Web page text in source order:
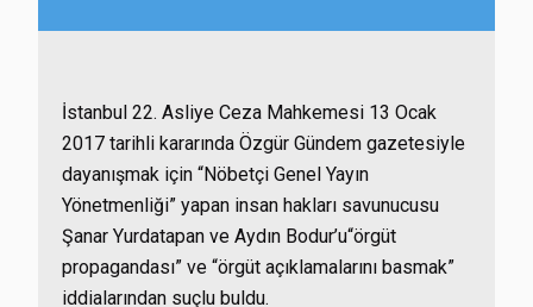
İstanbul 22. Asliye Ceza Mahkemesi 13 Ocak
2017 tarihli kararında Özgür Gündem gazetesiyle
dayanışmak için “Nöbetçi Genel Yayın
Yönetmenliği” yapan insan hakları savunucusu
Şanar Yurdatapan ve Aydın Bodur’u“örgüt
propagandası” ve “örgüt açıklamalarını basmak”
iddialarından suçlu buldu.